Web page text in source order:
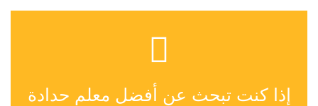
إذا كنت تبحث عن أفضل معلم حدادة